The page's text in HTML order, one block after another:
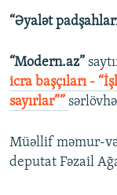
“Əyalət
“Modern.az”
icra başçıları -
sayırlar””
Müəllif məmur-
deputat Fəzail